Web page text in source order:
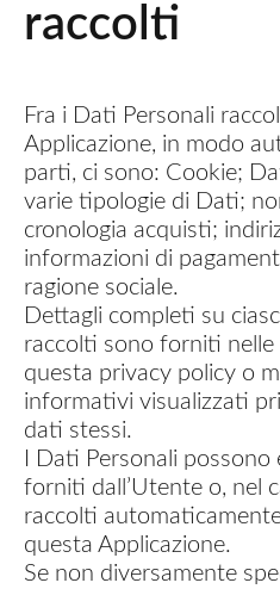
raccolti
Fra i Dati Personali
Applicazione, in modo
parti, ci sono: Cookie;
varie tipologie di Dati;
cronologia acquisti;
informazioni di
ragione sociale.
Dettagli completi su
raccolti sono forniti nelle
questa privacy policy o
informativi visualizzati
dati stessi.
I Dati Personali
forniti dall’Utente o, nel
raccolti
questa Applicazione.
Se non diversamente